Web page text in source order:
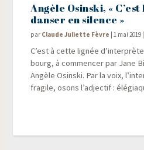
Angèle Osinski, «
danser en silence »
par Claude Juliette Fèvre |1 mai 2019
C’est à cette lignée
bourg, à com­men­cer par Jane
Angèle Osins­ki. Par la voix,
fra­gile, osons l’adjectif :